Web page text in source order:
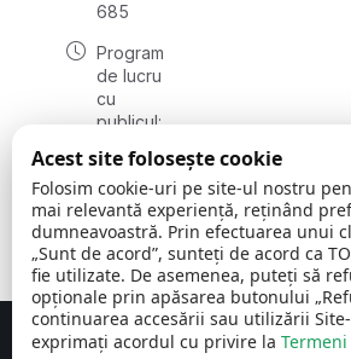
685
Program
de lucru
cu
publicul:
08:00 -
16:30
, vineri:
08:00 -
14:00
Concept realizat de Big Media Relații
Acest site folosește cookie
Folosim cookie-uri pe site-ul nostru
mai relevantă experiență, reținând
dumneavoastră. Prin efectuarea unui
„Sunt de acord”, sunteți de acord ca
fie utilizate. De asemenea, puteți să
opționale prin apăsarea butonului
continuarea accesării sau utilizării
exprimați acordul cu privire la